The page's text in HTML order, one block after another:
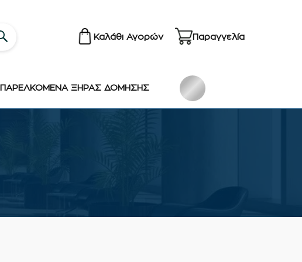
Καλάθι Αγορών Παραγγελία
ΠΑΡΕΛΚΟΜΕΝΑ ΞΗΡΑΣ ΔΟΜΗΣΗΣ